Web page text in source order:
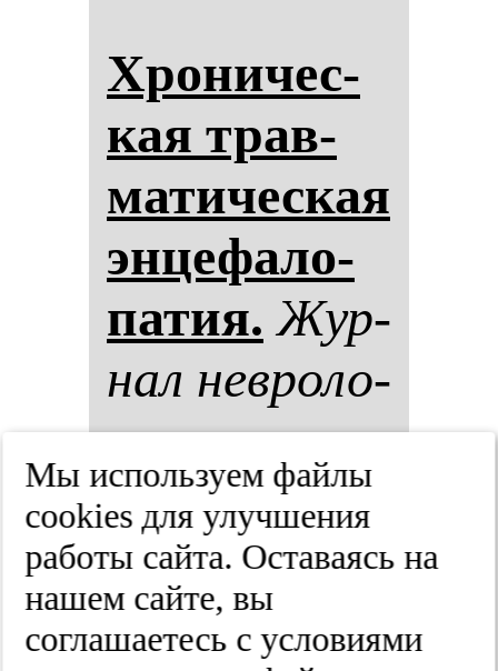
Хро­ни­чес­
кая трав­
ма­ти­чес­кая
эн­це­фа­ло­
па­тия. Жур­
нал нев­ро­ло­
гии и пси­хи­
ат­рии им.
С.С. Кор­са­
ко­ва.
Мы используем файлы
cооkies для улучшения
работы сайта. Оставаясь на
нашем сайте, вы
соглашаетесь с условиями